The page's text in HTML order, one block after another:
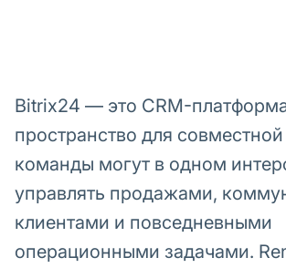
Bitrix24 — это CRM-
пространство для
команды могут в одном
управлять продажами,
клиентами и повседневными
операционными задачами.